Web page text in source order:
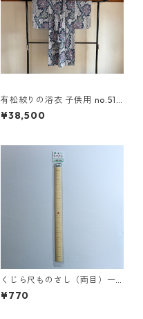
有松絞りの浴衣 子供用 no.511
5
¥38,500
くじら尺ものさし（両目）一
尺
¥770